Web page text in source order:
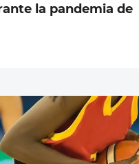
la pandemia de